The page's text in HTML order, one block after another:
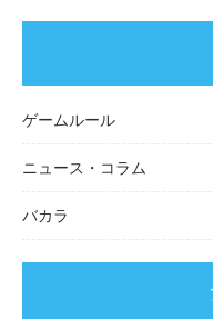
ゲームルール
ニュース・コラム
バカラ